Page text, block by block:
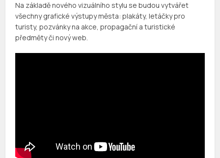
Na základě nového vizuálního stylu se budou vytvářet
všechny grafické výstupy města: plakáty, letáčky pro
turisty, pozvánky na akce, propagační a turistické
předměty či nový web.